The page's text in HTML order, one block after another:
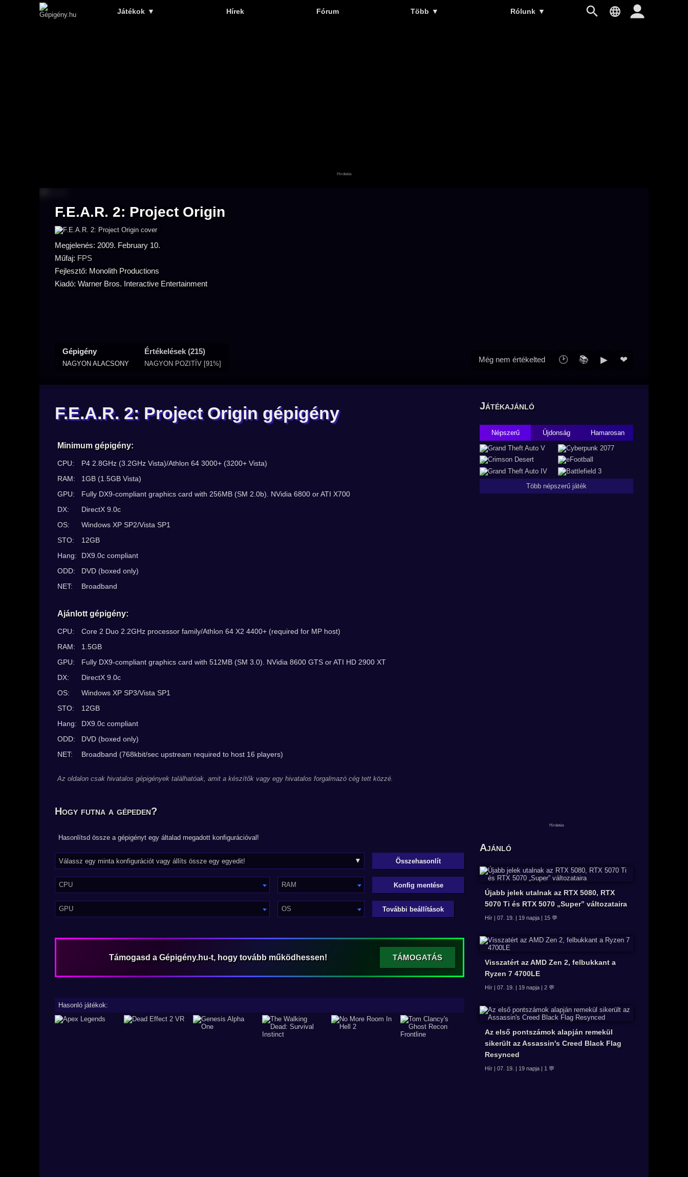
Játékok ▼ Hírek Fórum Több ▼ Rólunk ▼
F.E.A.R. 2: Project Origin
Megjelenés: 2009. February 10.
Műfaj: FPS
Fejlesztő: Monolith Productions
Kiadó: Warner Bros. Interactive Entertainment
Gépigény
NAGYON ALACSONY
Értékelések (215)
NAGYON POZITÍV [91%] Még nem értékelted 🕑 📚 ▶ ❤
F.E.A.R. 2: Project Origin gépigény
Minimum gépigény:
CPU:
P4 2.8GHz (3.2GHz Vista)/Athlon 64 3000+ (3200+ Vista)
RAM:
1GB (1.5GB Vista)
GPU:
Fully DX9-compliant graphics card with 256MB (SM 2.0b). NVidia 6800 or ATI X700
DX:
DirectX 9.0c
OS:
Windows XP SP2/Vista SP1
STO:
12GB
Hang:
DX9.0c compliant
ODD:
DVD (boxed only)
NET:
Broadband
Ajánlott gépigény:
CPU:
Core 2 Duo 2.2GHz processor family/Athlon 64 X2 4400+ (required for MP host)
RAM:
1.5GB
GPU:
Fully DX9-compliant graphics card with 512MB (SM 3.0). NVidia 8600 GTS or ATI HD 2900 XT
DX:
DirectX 9.0c
OS:
Windows XP SP3/Vista SP1
STO:
12GB
Hang:
DX9.0c compliant
ODD:
DVD (boxed only)
NET:
Broadband (768kbit/sec upstream required to host 16 players)
Az oldalon csak hivatalos gépigények találhatóak, amit a készítők vagy egy hivatalos forgalmazó cég tett közzé.
Hogy futna a gépeden?
Hasonlítsd össze a gépigényt egy általad megadott konfigurációval!
CPU RAM
GPU OS
Konfig mentése
További beállítások
Támogasd a Gépigény.hu-t, hogy tovább működhessen! TÁMOGATÁS
Hasonló játékok:
Játékajánló
Népszerű Újdonság Hamarosan
Több népszerű játék
Ajánló
Újabb jelek utalnak az RTX 5080, RTX
5070 Ti és RTX 5070 „Super” változataira
Hír | 07. 19. | 19 napja | 15 💬
Visszatért az AMD Zen 2, felbukkant a
Ryzen 7 4700LE
Hír | 07. 19. | 19 napja | 2 💬
Az első pontszámok alapján remekül
sikerült az Assassin's Creed Black Flag
Resynced
Hír | 07. 19. | 19 napja | 1 💬